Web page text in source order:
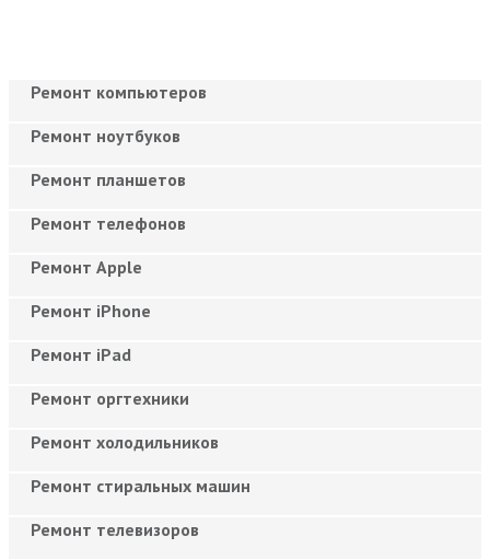
Ремонт компьютеров
Ремонт ноутбуков
Ремонт планшетов
Ремонт телефонов
Ремонт Apple
Ремонт iPhone
Ремонт iPad
Ремонт оргтехники
Ремонт холодильников
Ремонт стиральных машин
Ремонт телевизоров